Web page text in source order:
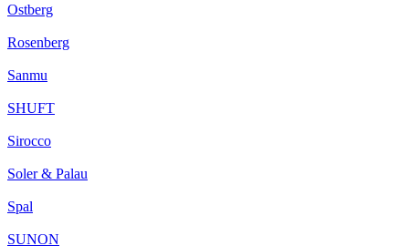
Ostberg
Rosenberg
Sanmu
SHUFT
Sirocco
Soler & Palau
Spal
SUNON